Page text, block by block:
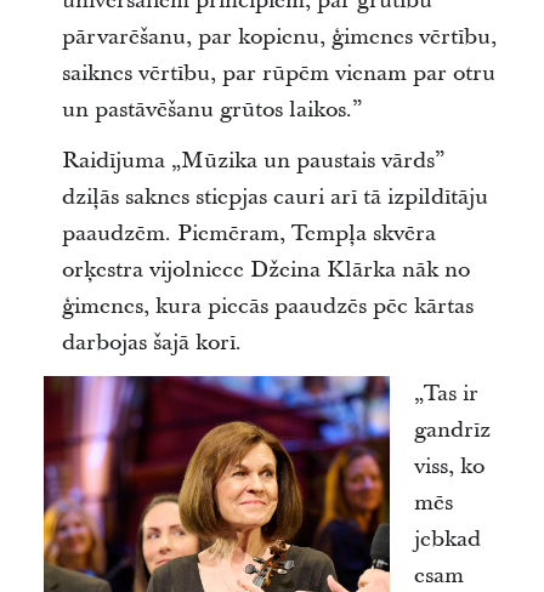
pārvarēšanu, par kopienu, ģimenes vērtību,
saiknes vērtību, par rūpēm vienam par otru
un pastāvēšanu grūtos laikos.”
Raidījuma „Mūzika un paustais vārds”
dziļās saknes stiepjas cauri arī tā izpildītāju
paaudzēm. Piemēram, Tempļa skvēra
orķestra vijolniece Džeina Klārka nāk no
ģimenes, kura piecās paaudzēs pēc kārtas
darbojas šajā korī.
„Tas ir
gandrīz
viss, ko
mēs
jebkad
esam